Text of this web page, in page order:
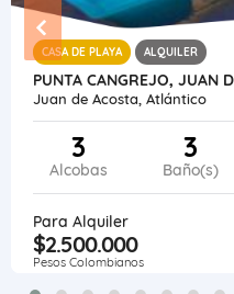
CASA DE PLAYA ALQUILER
Juan de Acosta, Atlántico
3
Alcobas
3
Baño(s)
Para Alquiler
$2.500.000
Pesos Colombianos